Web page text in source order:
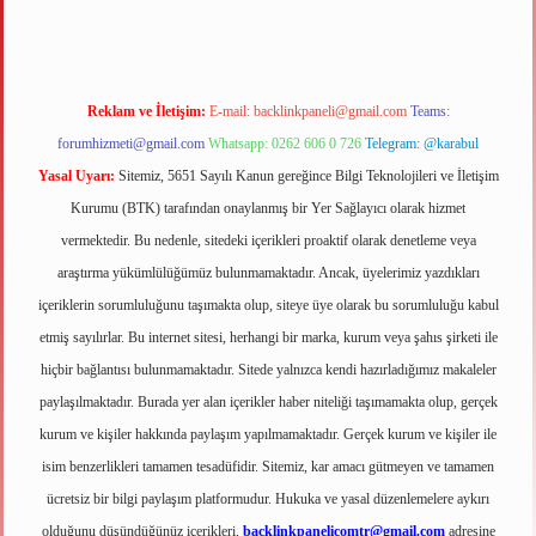
Reklam ve İletişim: E-mail: backlinkpaneli@gmail.com Teams:
forumhizmeti@gmail.com Whatsapp: 0262 606 0 726 Telegram: @karabul
Yasal Uyarı: Sitemiz, 5651 Sayılı Kanun gereğince Bilgi Teknolojileri ve İletişim
Kurumu (BTK) tarafından onaylanmış bir Yer Sağlayıcı olarak hizmet
vermektedir. Bu nedenle, sitedeki içerikleri proaktif olarak denetleme veya
araştırma yükümlülüğümüz bulunmamaktadır. Ancak, üyelerimiz yazdıkları
içeriklerin sorumluluğunu taşımakta olup, siteye üye olarak bu sorumluluğu kabul
etmiş sayılırlar. Bu internet sitesi, herhangi bir marka, kurum veya şahıs şirketi ile
hiçbir bağlantısı bulunmamaktadır. Sitede yalnızca kendi hazırladığımız makaleler
paylaşılmaktadır. Burada yer alan içerikler haber niteliği taşımamakta olup, gerçek
kurum ve kişiler hakkında paylaşım yapılmamaktadır. Gerçek kurum ve kişiler ile
isim benzerlikleri tamamen tesadüfidir. Sitemiz, kar amacı gütmeyen ve tamamen
ücretsiz bir bilgi paylaşım platformudur. Hukuka ve yasal düzenlemelere aykırı
olduğunu düşündüğünüz içerikleri, backlinkpanelicomtr@gmail.comadresine